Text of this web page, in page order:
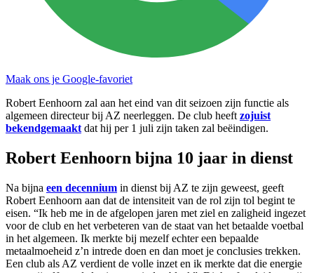
Maak ons je Google-favoriet
Robert Eenhoorn zal aan het eind van dit seizoen zijn functie als
algemeen directeur bij AZ neerleggen. De club heeft zojuist
bekendgemaakt dat hij per 1 juli zijn taken zal beëindigen.
Robert Eenhoorn bijna 10 jaar in dienst
Na bijna een decennium in dienst bij AZ te zijn geweest, geeft
Robert Eenhoorn aan dat de intensiteit van de rol zijn tol begint te
eisen. “Ik heb me in de afgelopen jaren met ziel en zaligheid ingezet
voor de club en het verbeteren van de staat van het betaalde voetbal
in het algemeen. Ik merkte bij mezelf echter een bepaalde
metaalmoeheid z’n intrede doen en dan moet je conclusies trekken.
Een club als AZ verdient de volle inzet en ik merkte dat die energie